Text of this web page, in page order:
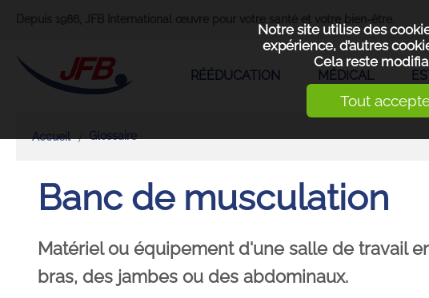
Notre site utilise des
expérience, d’autres
Cela reste
Tout
RÉÉDUCATION MÉDICAL
Accueil Glossaire
Banc de musculation
Matériel ou équipement d'une salle de travail
bras, des jambes ou des abdominaux.